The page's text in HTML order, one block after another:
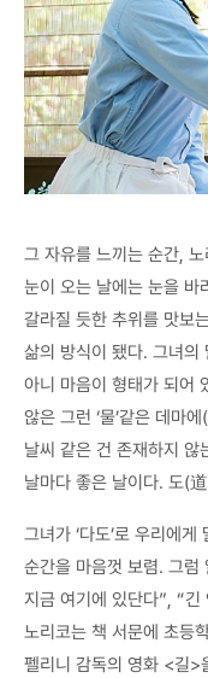
그 자유를 느끼는 순간,
눈이 오는 날에는 눈을 바
갈라질 듯한 추위를 맛보
삶의 방식이 됐다. 그녀의
아니 마음이 형태가 되어
않은 그런 ‘물’같은 데마
날씨 같은 건 존재하지 않
날마다 좋은 날이다. 도(
그녀가 ‘다도’로 우리에
순간을 마음껏 보렴. 그럼
지금 여기에 있단다”, “긴
노리코는 책 서문에 초등
펠리니 감독의 영화 <길>